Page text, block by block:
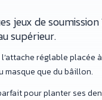
jeux de
supérieur.
réglable placée
masque que du bâillon.
pour planter ses